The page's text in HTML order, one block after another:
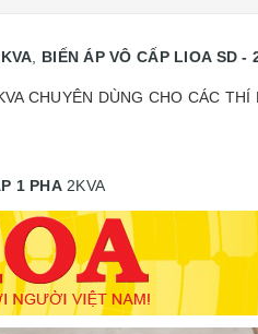
BIẾN ÁP VÔ CẤP LIOA SD -
CHUYÊN DÙNG CHO CÁC
1 PHA2KVA